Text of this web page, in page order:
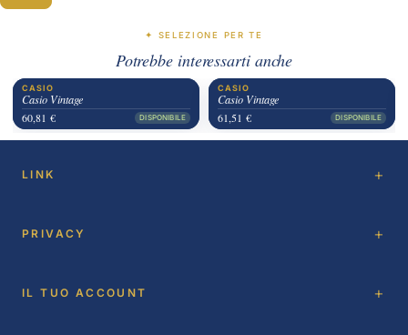
✦ SELEZIONE PER TE
Potrebbe interessarti anche
CASIO
Casio Vintage
60,81 €
DISPONIBILE
CASIO
Casio Vintage
61,51 €
DISPONIBILE
LINK
PRIVACY
IL TUO ACCOUNT